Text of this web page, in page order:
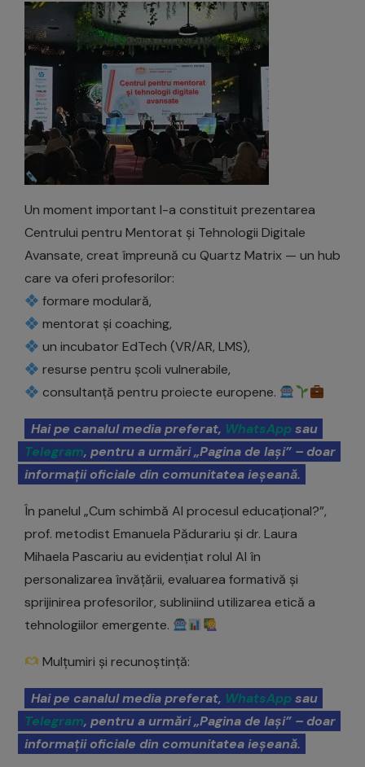
Un moment important l-a constituit prezentarea
Centrului pentru Mentorat și Tehnologii Digitale
Avansate, creat împreună cu Quartz Matrix — un hub
care va oferi profesorilor:
formare modulară,
mentorat și coaching,
un incubator EdTech (VR/AR, LMS),
resurse pentru școli vulnerabile,
consultanță pentru proiecte europene.
Hai pe canalul media preferat, WhatsAppsau
Telegram, pentru a urmări „Pagina de Iași” – doar
informații oficiale din comunitatea ieșeană.
În panelul „Cum schimbă AI procesul educațional?”,
prof. metodist Emanuela Pădurariu și dr. Laura
Mihaela Pascariu au evidențiat rolul AI în
personalizarea învățării, evaluarea formativă și
sprijinirea profesorilor, subliniind utilizarea etică a
tehnologiilor emergente.
Mulțumiri și recunoștință:
Hai pe canalul media preferat, WhatsAppsau
Telegram, pentru a urmări „Pagina de Iași” – doar
informații oficiale din comunitatea ieșeană.